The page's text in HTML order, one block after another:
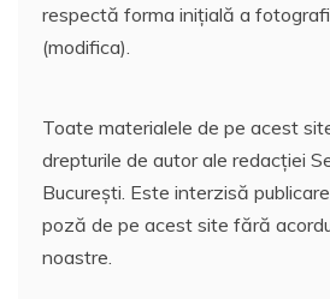
respectă forma inițială a
(modifica).
Toate materialele de pe acest
drepturile de autor ale redacției
București. Este interzisă
poză de pe acest site fără
noastre.